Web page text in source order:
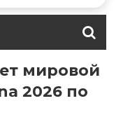
мировой
2026 по